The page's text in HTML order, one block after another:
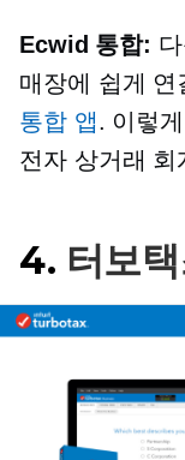
Ecwid 통합:
매장에 쉽게 연
통합 앱. 이렇
전자 상거래 회
4. 터보